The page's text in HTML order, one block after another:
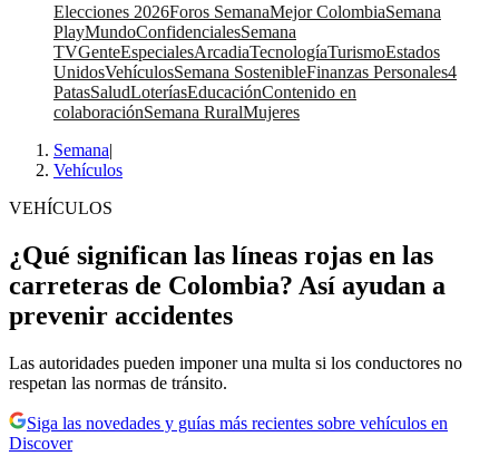
Elecciones 2026Foros SemanaMejor ColombiaSemana
PlayMundoConfidencialesSemana
TVGenteEspecialesArcadiaTecnologíaTurismoEstados
UnidosVehículosSemana SostenibleFinanzas Personales4
PatasSaludLoteríasEducaciónContenido en
colaboraciónSemana RuralMujeres
Semana|
Vehículos
VEHÍCULOS
¿Qué significan las líneas rojas en las
carreteras de Colombia? Así ayudan a
prevenir accidentes
Las autoridades pueden imponer una multa si los conductores no
respetan las normas de tránsito.
Siga las novedades y guías más recientes sobre vehículos en
Discover